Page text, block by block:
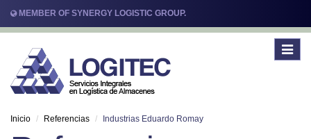
MEMBER OF SYNERGY LOGISTIC GROUP.
Toggle
Inicio Referencias Industrias Eduardo Romay